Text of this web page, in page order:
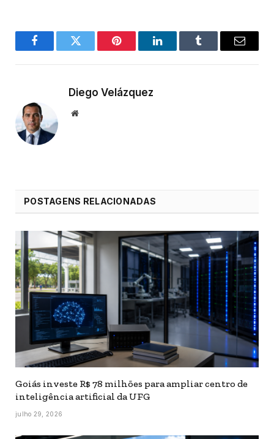
FacebookTwitter Pinterest LinkedInTumblr Email
Diego Velázquez
Website
POSTAGENS RELACIONADAS
Goiás investe R$ 78 milhões para ampliar centro de
inteligência artificial da UFG
julho 29, 2026